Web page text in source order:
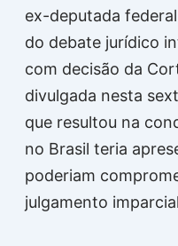
ex-deputada federal
do debate jurídico
com decisão da
divulgada nesta
que resultou na
no Brasil teria
poderiam
julgamento